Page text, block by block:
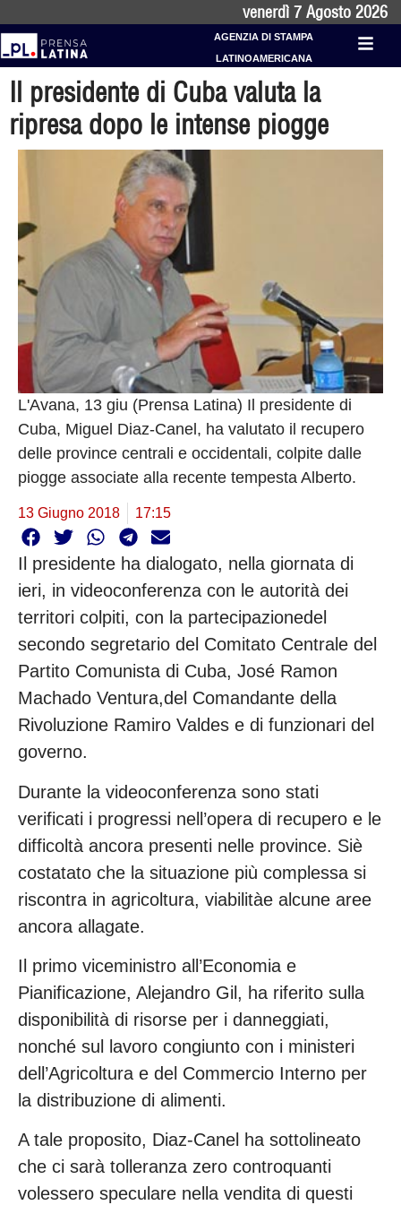
venerdì 7 Agosto 2026
AGENZIA DI STAMPA
LATINOAMERICANA
Il presidente di Cuba valuta la
ripresa dopo le intense piogge
L'Avana, 13 giu (Prensa Latina) Il presidente di
Cuba, Miguel Diaz-Canel, ha valutato il recupero
delle province centrali e occidentali, colpite dalle
piogge associate alla recente tempesta Alberto.
13 Giugno 2018 17:15
Il presidente ha dialogato, nella giornata di
ieri, in videoconferenza con le autorità dei
territori colpiti, con la partecipazionedel
secondo segretario del Comitato Centrale del
Partito Comunista di Cuba, José Ramon
Machado Ventura,del Comandante della
Rivoluzione Ramiro Valdes e di funzionari del
governo.
Durante la videoconferenza sono stati
verificati i progressi nell’opera di recupero e le
difficoltà ancora presenti nelle province. Siè
costatato che la situazione più complessa si
riscontra in agricoltura, viabilitàe alcune aree
ancora allagate.
Il primo viceministro all’Economia e
Pianificazione, Alejandro Gil, ha riferito sulla
disponibilità di risorse per i danneggiati,
nonché sul lavoro congiunto con i ministeri
dell’Agricoltura e del Commercio Interno per
la distribuzione di alimenti.
A tale proposito, Diaz-Canel ha sottolineato
che ci sarà tolleranza zero controquanti
volessero speculare nella vendita di questi